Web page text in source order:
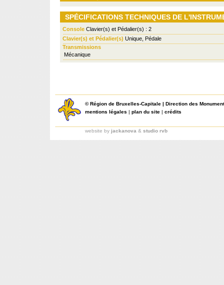
SPÉCIFICATIONS TECHNIQUES DE
Console Clavier(s) et Pédalier(s) : 2
Clavier(s) et Pédalier(s) Unique, Pédale
Transmissions
Mécanique
©Région de Bruxelles-Capitale | Direction des
mentions légales | plan du site | crédits
website by jackanova & studio rvb